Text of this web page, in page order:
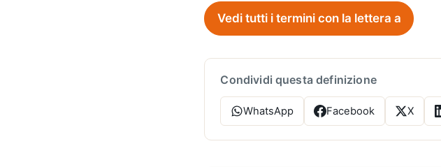
Vedi tutti i termini con la lettera a
Condividi questa definizione
WhatsApp Facebook X